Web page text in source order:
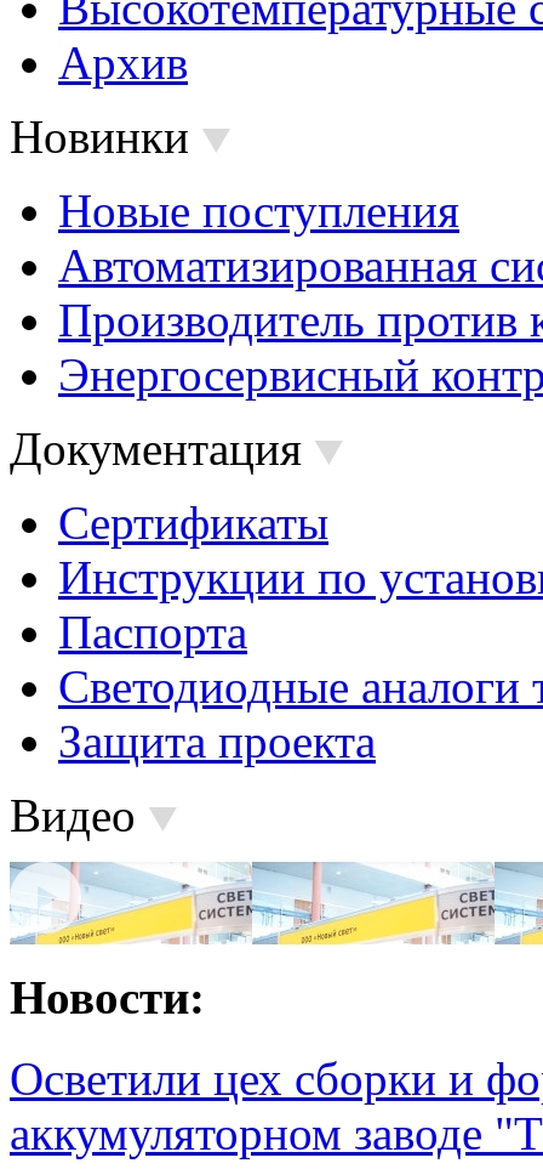
Архив
Новинки
Новые поступления
Автоматизированная
Производитель против
Энергосервисный
Документация
Сертификаты
Инструкции по
Паспорта
Светодиодные аналоги
Защита проекта
Видео
Новости:
Осветили цех сборки и
аккумуляторном заводе